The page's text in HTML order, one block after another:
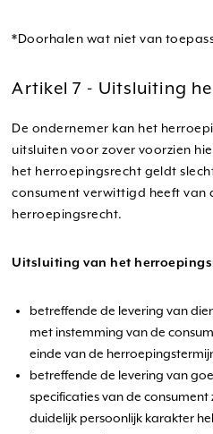
*Doorhalen wat niet van
Artikel 7 - Uitsluiting
De ondernemer kan het
uitsluiten voor zover voorzien
het herroepingsrecht geldt
consument verwittigd heeft van
herroepingsrecht.
Uitsluiting van het
betreffende de levering van
met instemming van de
einde van de
betreffende de levering van
specificaties van de
duidelijk persoonlijk karakter